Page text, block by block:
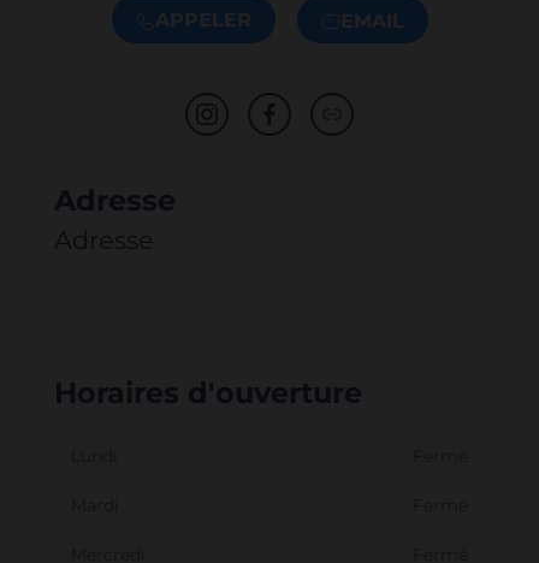
APPELER EMAIL
Adresse
Adresse
Horaires d'ouverture